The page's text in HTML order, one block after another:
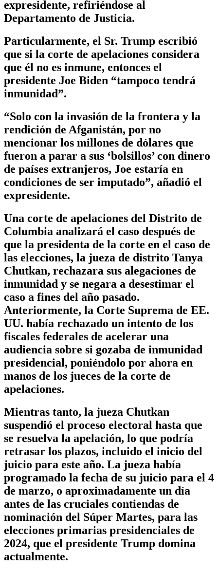
expresidente, refiriéndose al
Departamento de Justicia.
Particularmente, el Sr. Trump escribió
que si la corte de apelaciones considera
que él no es inmune, entonces el
presidente Joe Biden “tampoco tendrá
inmunidad”.
“Solo con la invasión de la frontera y la
rendición de Afganistán, por no
mencionar los millones de dólares que
fueron a parar a sus ‘bolsillos’ con dinero
de países extranjeros, Joe estaría en
condiciones de ser imputado”, añadió el
expresidente.
Una corte de apelaciones del Distrito de
Columbia analizará el caso después de
que la presidenta de la corte en el caso de
las elecciones, la jueza de distrito Tanya
Chutkan, rechazara sus alegaciones de
inmunidad y se negara a desestimar el
caso a fines del año pasado.
Anteriormente, la Corte Suprema de EE.
UU. había rechazado un intento de los
fiscales federales de acelerar una
audiencia sobre si gozaba de inmunidad
presidencial, poniéndolo por ahora en
manos de los jueces de la corte de
apelaciones.
Mientras tanto, la jueza Chutkan
suspendió el proceso electoral hasta que
se resuelva la apelación, lo que podría
retrasar los plazos, incluido el inicio del
juicio para este año. La jueza había
programado la fecha de su juicio para el 4
de marzo, o aproximadamente un día
antes de las cruciales contiendas de
nominación del Súper Martes, para las
elecciones primarias presidenciales de
2024, que el presidente Trump domina
actualmente.